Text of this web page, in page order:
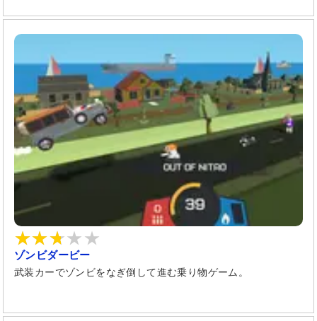
ゾンビダービー
武装カーでゾンビをなぎ倒して進む乗り物ゲーム。